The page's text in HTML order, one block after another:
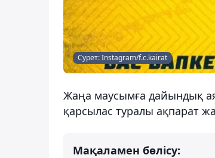
Сурет: Instagram/f.c.kairat
Жаңа маусымға дайындық
қарсылас туралы ақпарат
Мақаламен бөлісу: